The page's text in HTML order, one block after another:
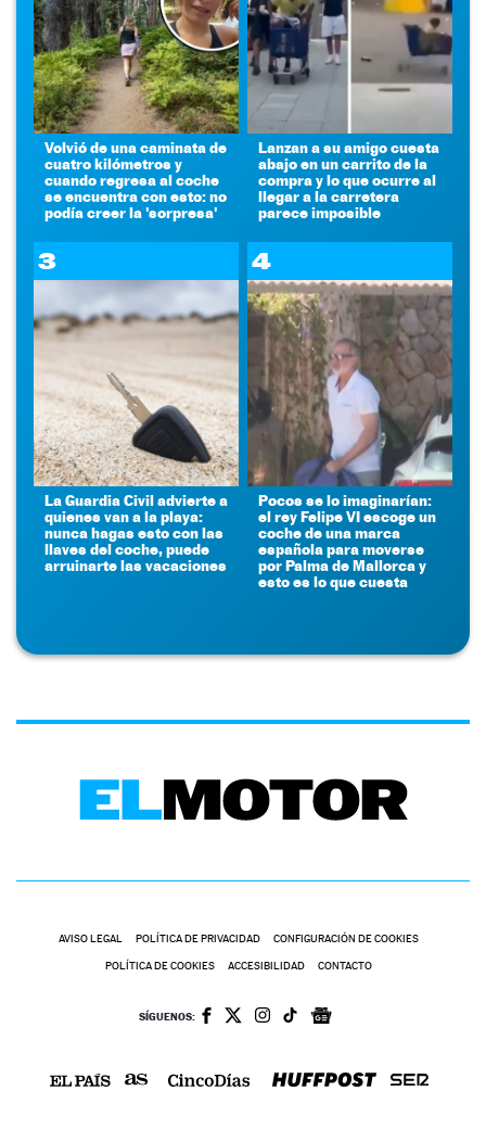
Volvió de una caminata de
cuatro kilómetros y
cuando regresa al coche
se encuentra con esto: no
podía creer la 'sorpresa'
Lanzan a su amigo cuesta
abajo en un carrito de la
compra y lo que ocurre al
llegar a la carretera
parece imposible
3
La Guardia Civil advierte a
quienes van a la playa:
nunca hagas esto con las
llaves del coche, puede
arruinarte las vacaciones
4
Pocos se lo imaginarían:
el rey Felipe VI escoge un
coche de una marca
española para moverse
por Palma de Mallorca y
esto es lo que cuesta
AVISO LEGAL POLÍTICA DE PRIVACIDAD CONFIGURACIÓN DE COOKIES
POLÍTICA DE COOKIES ACCESIBILIDAD CONTACTO
SÍGUENOS: